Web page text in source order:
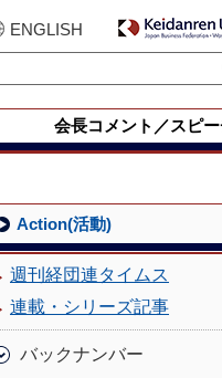
ENGLISH
会長コメント／スピ
Action(活動)
週刊経団連タイムス
連載・シリーズ記事
バックナンバー